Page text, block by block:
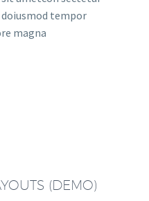
tempor
magna
(DEMO)